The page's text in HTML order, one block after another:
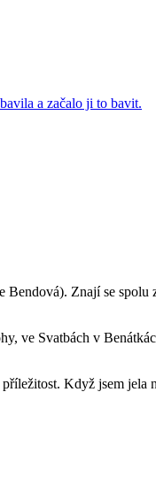
Bendová). Znají se
ve Svatbách v
Když jsem